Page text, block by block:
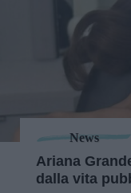
News
Ariana
dalla vita